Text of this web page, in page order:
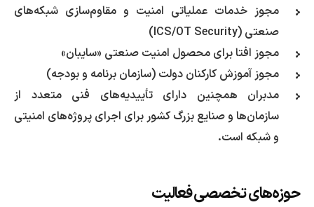
مجوز خدمات عملیاتی امنیت و مقاوم‌سازی شبکه‌های
صنعتی (ICS/OT Security)
مجوز افتا برای محصول امنیت صنعتی «سایبان»
مجوز آموزش کارکنان دولت (سازمان برنامه و بودجه)
مدبران همچنین دارای تأییدیه‌های فنی متعدد از
سازمان‌ها و صنایع بزرگ کشور برای اجرای پروژه‌های امنیتی
و شبکه است.
حوزه‌های تخصصی فعالیت